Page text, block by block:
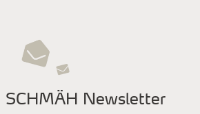
SCHMÄH Newsletter